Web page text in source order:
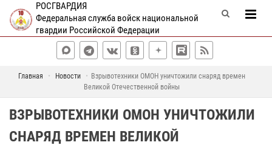
РОСГВАРДИЯ
Федеральная служба войск национальной
гвардии Российской Федерации
Главная Новости
Взрывотехники ОМОН уничтожили снаряд времен
Великой Отечественной войны
ВЗРЫВОТЕХНИКИ ОМОН УНИЧТОЖИЛИ
СНАРЯД ВРЕМЕН ВЕЛИКОЙ